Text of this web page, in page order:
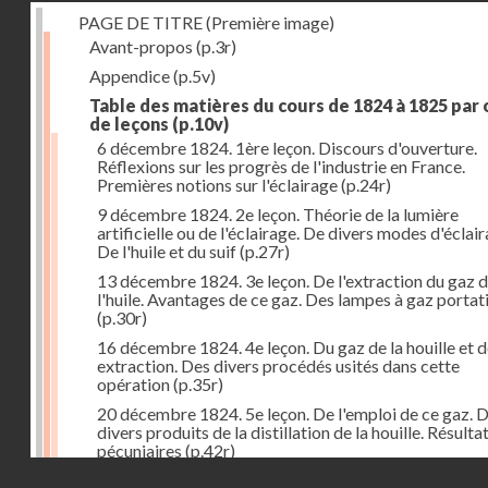
PAGE DE TITRE (Première image)
Avant-propos (p.3r)
Appendice(p.5v)
Table des matières du cours de 1824 à 1825 par
de leçons (p.10v)
6 décembre 1824. 1ère leçon. Discours d'ouverture.
Réflexions sur les progrès de l'industrie en France.
Premières notions sur l'éclairage(p.24r)
9 décembre 1824. 2e leçon. Théorie de la lumière
artificielle ou de l'éclairage. De divers modes
De l'huile et du suif(p.27r)
13 décembre 1824. 3e leçon. De l'extraction du gaz
l'huile. Avantages de ce gaz. Des lampes à gaz
(p.30r)
16 décembre 1824. 4e leçon. Du gaz de la houille et
extraction. Des divers procédés usités dans cette
opération(p.35r)
20 décembre 1824. 5e leçon. De l'emploi de ce gaz.
divers produits de la distillation de la houille.
pécuniaires (p.42r)